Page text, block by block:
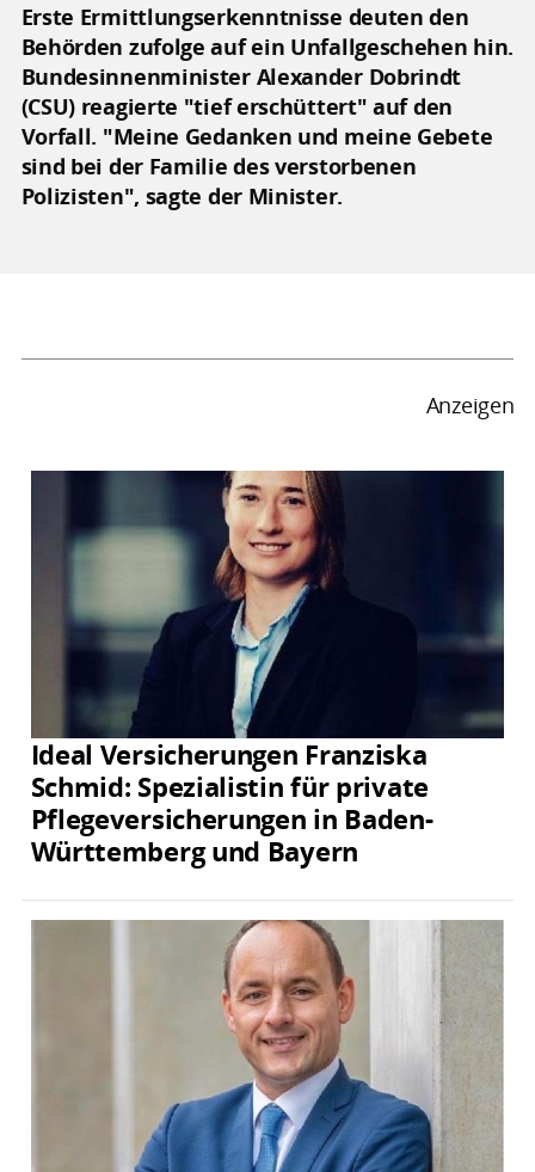
Erste Ermittlungserkenntnisse deuten den
Behörden zufolge auf ein Unfallgeschehen hin.
Bundesinnenminister Alexander Dobrindt
(CSU) reagierte "tief erschüttert" auf den
Vorfall. "Meine Gedanken und meine Gebete
sind bei der Familie des verstorbenen
Polizisten", sagte der Minister.
Anzeigen
Ideal Versicherungen Franziska
Schmid: Spezialistin für private
Pflegeversicherungen in Baden-
Württemberg und Bayern